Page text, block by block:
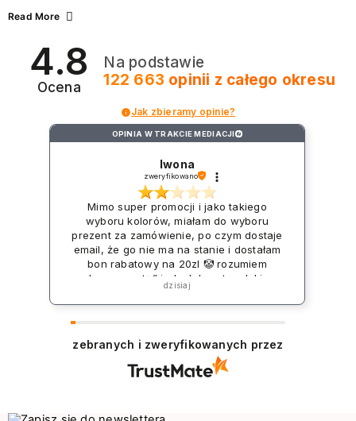
zarówno energetycznych odcieni inspirowanych wakacjami, jak
2026? Znajdź inspirację dla swojego manicure!
Read More
4.8
Ocena
Na podstawie
122 663 opinii z całego okresu
Jak zbieramy opinie?
OPINIA W TRAKCIE MEDIACJI ?
Iwona
zweryfikowano
Mimo super promocji i jako takiego
wyboru kolorów, miałam do wyboru
prezent za zamówienie, po czym dostaje
email, że go nie ma na stanie i dostałam
bon rabatowy na 20zl 🤡 rozumiem
„rekompensatę” jednak koszt np lakieru
to 39zł plus koszt przesyłki co jest w
żaden sposób niezadowalające.
dzisiaj
zebranych i zweryfikowanych przez